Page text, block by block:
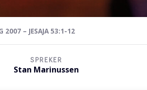
2007 – JESAJA 53:1-12
SPREKER
Stan Marinussen